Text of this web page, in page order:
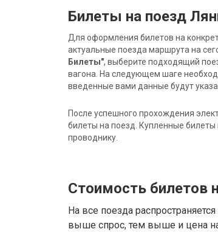
Билеты на поезд
Для оформления билетов на
актуальные поезда маршрута на
Билеты", выберите подходящий
вагона. На следующем шаге
введенные вами данные будут
После успешного прохождения
билеты на поезд. Купленные билеты
проводнику.
Стоимость билетов
На все поезда
выше спрос, тем выше и цена